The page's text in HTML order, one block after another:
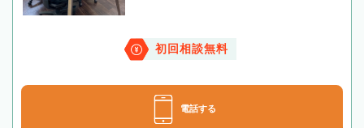
初回相談無料
電話する